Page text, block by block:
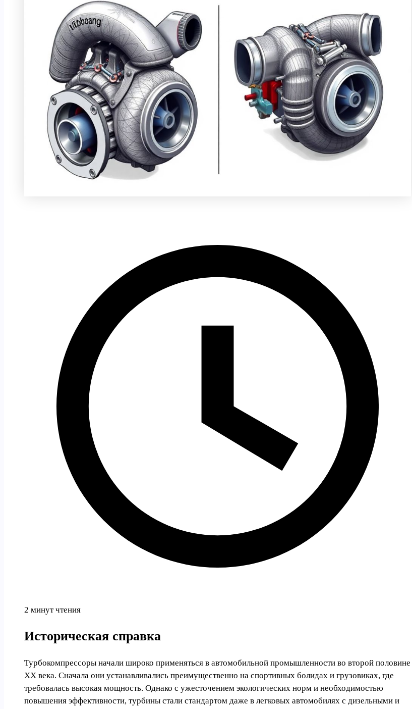
2 минут чтения
Историческая справка
Турбокомпрессоры начали широко применяться в автомобильной промышленности во второй половине
XX века. Сначала они устанавливались преимущественно на спортивных болидах и грузовиках, где
требовалась высокая мощность. Однако с ужесточением экологических норм и необходимостью
повышения эффективности, турбины стали стандартом даже в легковых автомобилях с дизельными и